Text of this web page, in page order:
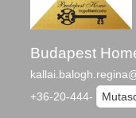
Budapest
+36-20-444-